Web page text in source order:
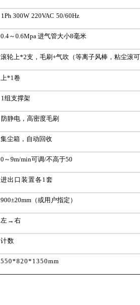
1 Ph 300W 220VAC 50/60Hz
0.4～0.6Mpa 进气管大小8毫米
滚轮 上*2支 ， 毛刷 +气吹（等离子风棒，粘尘滚
上*1卷
1 组支撑架
防静电，高密度毛刷
集尘箱 ， 自动回收
0～9m/min可调/不高于50
进出口装置各1套
900±20mm （或用户指定）
左 →右
计数
550*820*1350mm